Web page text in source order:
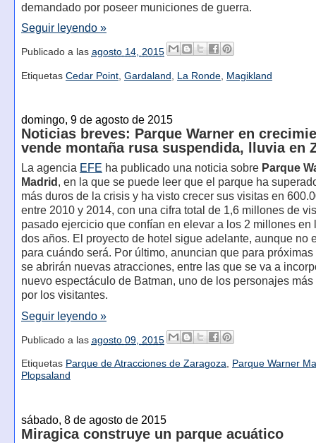
demandado por poseer municiones de guerra.
Seguir leyendo »
Publicado a las agosto 14, 2015
Etiquetas Cedar Point, Gardaland La Ronde, Magikland
domingo, 9 de agosto de 2015
Noticias breves: Parque Warner en
vende montaña rusa suspendida, lluvia en
La agencia EFE ha publicado una noticia sobre Parque
Madrid , en la que se puede leer que el parque ha
más duros de la crisis y ha visto crecer sus visitas en
entre 2010 y 2014, con una cifra total de 1,6 millones de
pasado ejercicio que confían en elevar a los 2 millones en
dos años. El proyecto de hotel sigue adelante, aunque no
para cuándo será. Por último, anuncian que para
se abrirán nuevas atracciones, entre las que se va a
nuevo espectáculo de Batman, uno de los personajes
por los visitantes.
Seguir leyendo »
Publicado a las agosto 09, 2015
Etiquetas Parque de Atracciones de Zaragoza, Parque Warner
Plopsaland
sábado, 8 de agosto de 2015
Miragica construye un parque acuático